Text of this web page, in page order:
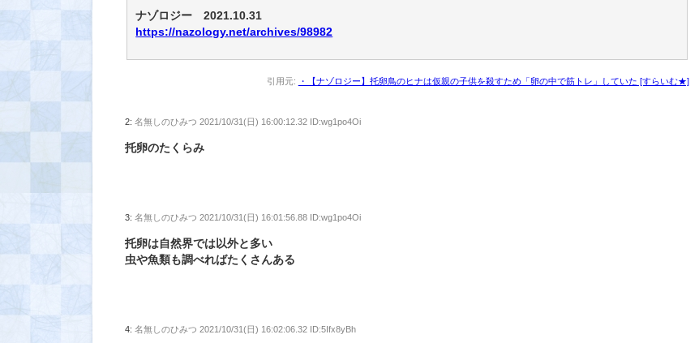
ナゾロジー 2021.10.31
https://nazology.net/archives/98982
引用元: ・【ナゾロジー】托卵鳥のヒナは仮親の子供を殺すため「卵の中で筋トレ」していた [すらいむ★]
2:名無しのひみつ 2021/10/31(日) 16:00:12.32 ID:wg1po4Oi
托卵のたくらみ
3:名無しのひみつ 2021/10/31(日) 16:01:56.88 ID:wg1po4Oi
托卵は自然界では以外と多い
虫や魚類も調べればたくさんある
4:名無しのひみつ 2021/10/31(日) 16:02:06.32 ID:5Ifx8yBh